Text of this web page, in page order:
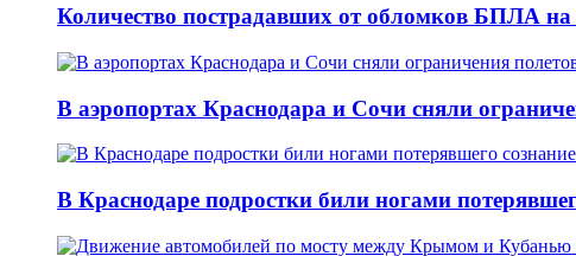
Количество пострадавших от обломков БПЛА
В аэропортах Краснодара и Сочи сняли
В Краснодаре подростки били ногами